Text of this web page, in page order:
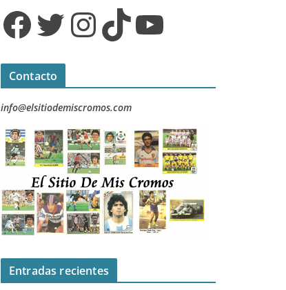
Facebook Twitter InstagramTikTok YouTube
Contacto
info@elsitiodemiscromos.com
Entradas recientes